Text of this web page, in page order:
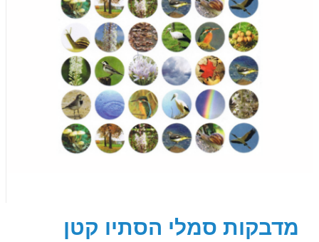
מדבקות סמלי הסתיו קטן